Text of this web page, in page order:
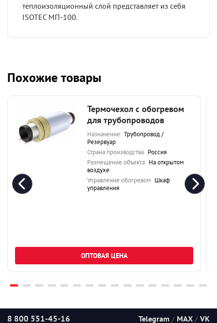
теплоизоляционный слой представляет из себя
ISOTEC МП-100.
Похожие товары
Термочехол с обогревом
для трубопроводов
Назначение Трубопровод /
Резервуар
Страна производства Россия
Размещение объекта На открытом
воздухе
Управление обогревом Шкаф
управления
ОПТОВАЯ ЦЕНА
8 800 551-45-16 Telegram / MAX / VK